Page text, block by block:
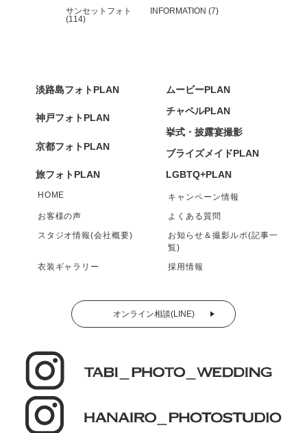
サンセットフォト
(114)
INFORMATION (7)
淡路島フォトPLAN
神戸フォトPLAN
京都フォトPLAN
旅フォトPLAN
ムービーPLAN
チャペルPLAN
挙式・披露宴撮影
ブライズメイドPLAN
LGBTQ+PLAN
HOME
キャンペーン情報
お客様の声
よくある質問
スタジオ情報(会社概要)
お知らせ＆撮影ルポ(記事一
覧)
衣装ギャラリー
採用情報
オンライン相談(LINE)